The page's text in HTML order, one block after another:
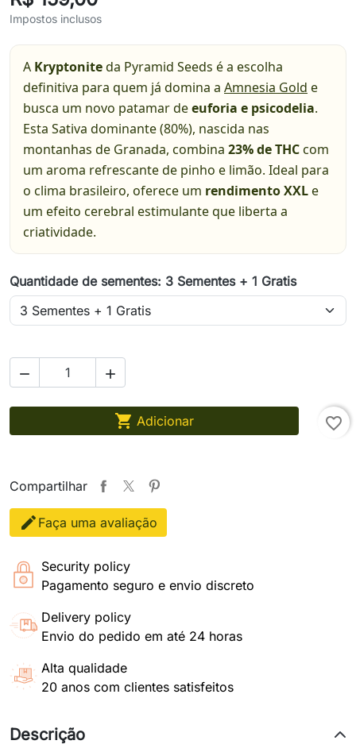
Impostos inclusos
A Kryptoniteda Pyramid Seeds é a escolha
definitiva para quem já domina a Amnesia Gold e
busca um novo patamar deeuforia e psicodelia.
Esta Sativa dominante (80%), nascida nas
montanhas de Granada, combina 23% de THCcom
um aroma refrescante de pinho e limão. Ideal para
o clima brasileiro, oferece um rendimento XXLe
um efeito cerebral estimulante que liberta a
criatividade.
Quantidade de sementes: 3 Sementes + 1 Gratis
 
 Adicionar favorite_border
Compartilhar
Faça uma avaliação
Security policy
Pagamento seguro e envio discreto
Delivery policy
Envio do pedido em até 24 horas
Alta qualidade
20 anos com clientes satisfeitos
Descrição